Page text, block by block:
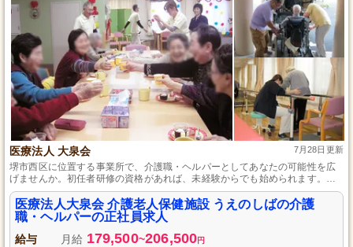
医療法人 大泉会 7月28日更新
堺市西区に位置する事業所で、介護職・ヘルパーとしてあなたの可能性を広
げませんか。初任者研修の資格があれば、未経験からでも始められます。週
休二日制で年間休日も110日とお休みが充実しており、ワークライフバランス
を大切にできる環境です。
医療法人大泉会 介護老人保健施設 うえのしばの介護
職・ヘルパーの正社員求人
給与 月給 179,500~206,500円